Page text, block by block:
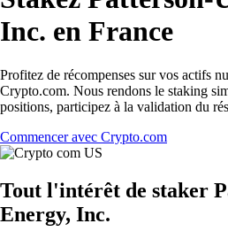
Inc. en France
Profitez de récompenses sur vos actifs
Crypto.com. Nous rendons le staking
positions, participez à la validation du
Commencer avec Crypto.com
Tout l'intérêt de staker
Energy, Inc.